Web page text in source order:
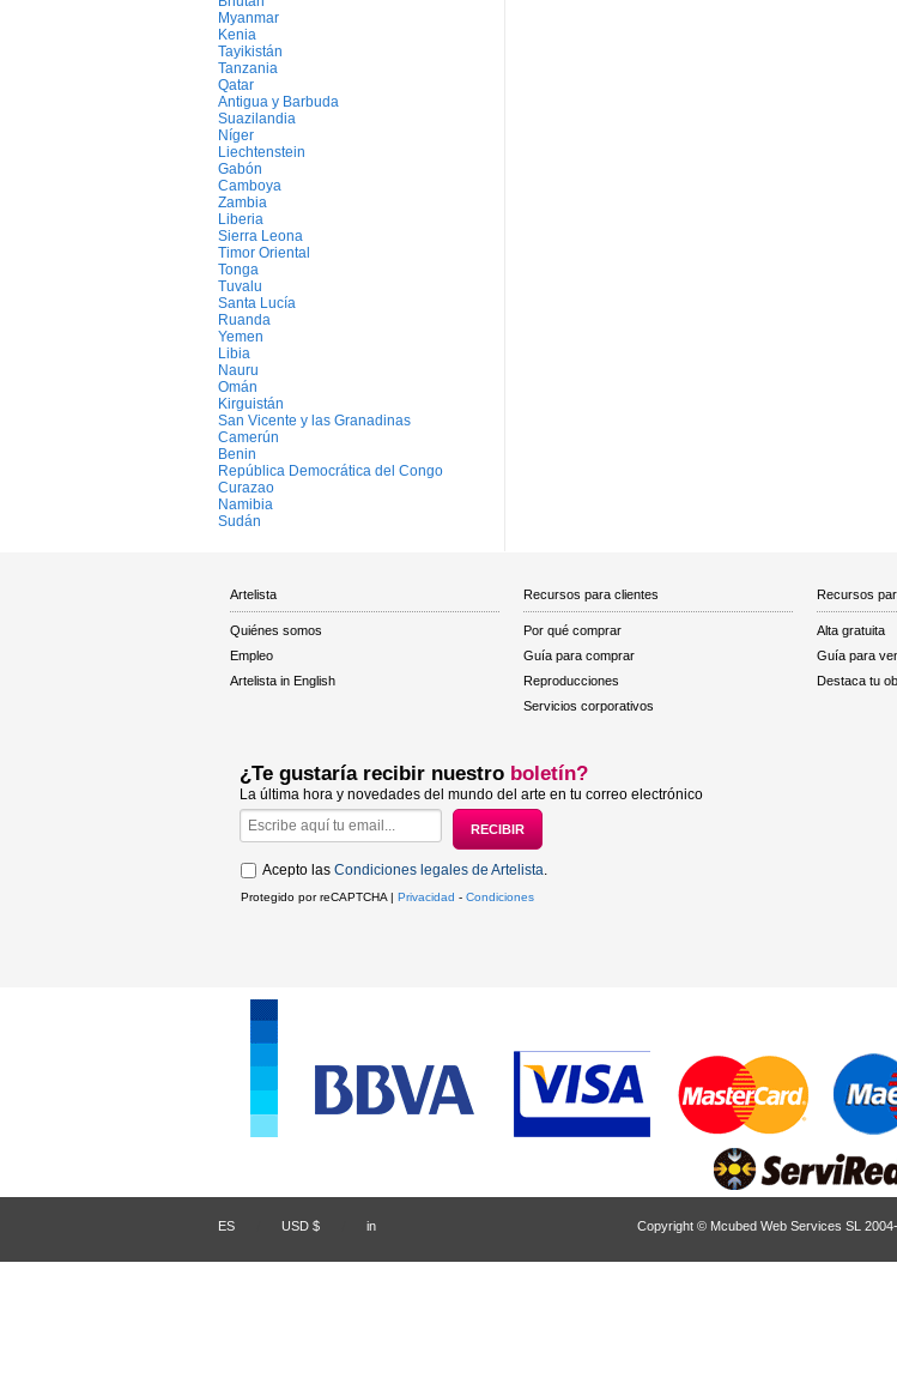
Myanmar
Kenia
Tayikistán
Tanzania
Qatar
Antigua y Barbuda
Suazilandia
Níger
Liechtenstein
Gabón
Camboya
Zambia
Liberia
Sierra Leona
Timor Oriental
Tonga
Tuvalu
Santa Lucía
Ruanda
Yemen
Libia
Nauru
Omán
Kirguistán
San Vicente y las Granadinas
Camerún
Benin
República Democrática del Congo
Curazao
Namibia
Sudán
Artelista
Quiénes somos
Empleo
Artelista in English
Recursos para clientes
Por qué comprar
Guía para comprar
Reproducciones
Servicios corporativos
Recursos
Alta gratuita
Guía para
Destaca tu
¿Te gustaría recibir nuestro boletín?
La última hora y novedades del mundo del arte en tu correo electrónico
Acepto las Condiciones legales de Artelista.
Protegido por reCAPTCHA | Privacidad - Condiciones
ES USD $ in Copyright © Mcubed Web Services SL